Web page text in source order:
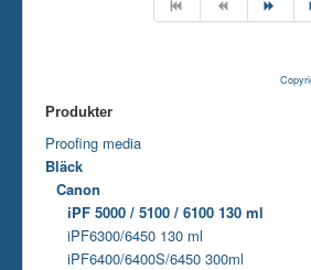
Produkter
Proofing media
Bläck
Canon
iPF 5000 / 5100 / 6100 130 ml
iPF6300/6450 130 ml
iPF6400/6400S/6450 300ml